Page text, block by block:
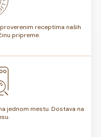
receptima naših
pripreme.
jednom mestu. Dostava na